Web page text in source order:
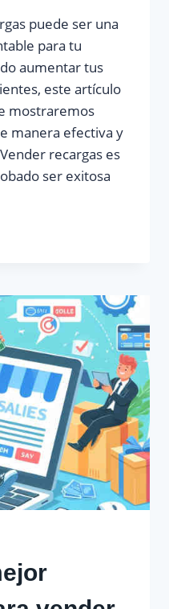
puede ser una
para tu
aumentar tus
este artículo
mostraremos
manera efectiva y
recargas es
ser exitosa